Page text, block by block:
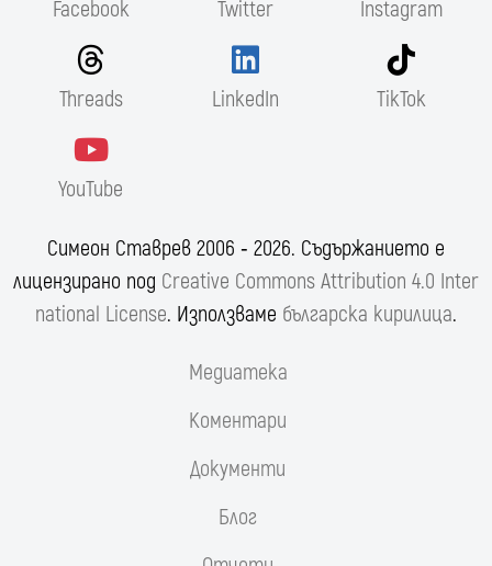
Facebook Twitter Instagram
Threads LinkedIn TikTok
YouTube
Симеон Ставрев 2006 ‐ 2026. Съдържанието е
лицензирано под Creative Commons Attribution 4.0 Inter
national License. Използваме българска кирилица.
Медиатека
Коментари
Документи
Блог